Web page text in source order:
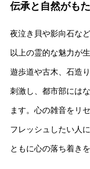
伝承と自然がも
夜泣き貝や影向石な
以上の霊的な魅力が
遊歩道や古木、石造
刺激し、都市部には
ます。心の雑音をリ
フレッシュしたい人
ともに心の落ち着き